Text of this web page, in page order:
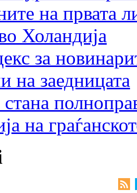
на првата
Холандија
за
на заедницата
на